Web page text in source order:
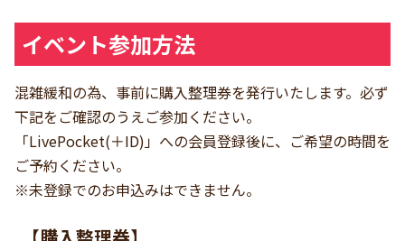
イベント参加方法
混雑緩和の為、事前に購入整理券を発行いたします。必ず
下記をご確認のうえご参加ください。
「LivePocket(＋ID)」への会員登録後に、ご希望の時間を
ご予約ください。
※未登録でのお申込みはできません。